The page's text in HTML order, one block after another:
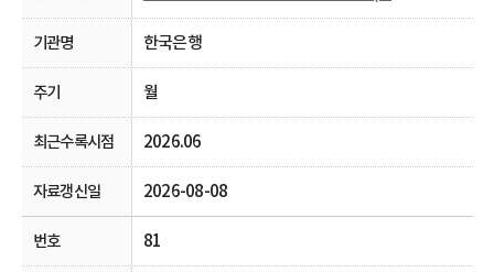
한국은행
월
2026.06
2026-08-08
81